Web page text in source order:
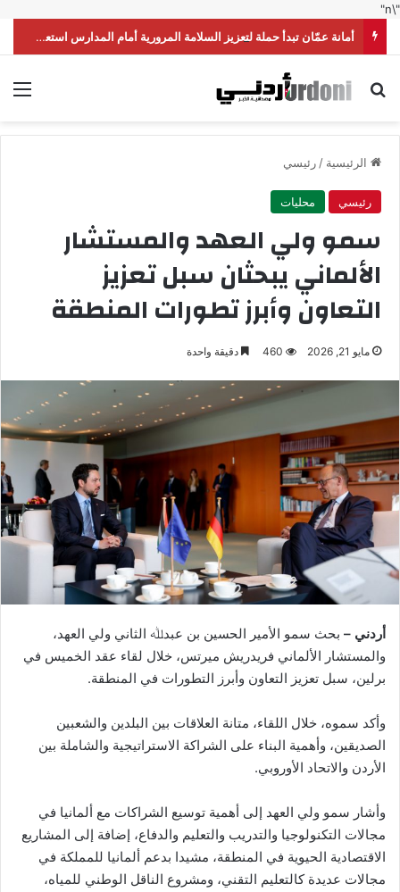
"\n"
أمانة عمّان تبدأ حملة لتعزيز السلامة المرورية أمام المدارس استعداداً للموسم الدراسي
بحث عن
الرئيسية /رئيسي
رئيسي محليات
سمو ولي العهد والمستشار
الألماني يبحثان سبل تعزيز
التعاون وأبرز تطورات المنطقة
مايو 21, 2026 460 دقيقة واحدة
أردني – بحث سمو الأمير الحسين بن عبدﷲ الثاني ولي العهد،
والمستشار الألماني فريدريش ميرتس، خلال لقاء عقد الخميس في
برلين، سبل تعزيز التعاون وأبرز التطورات في المنطقة.
وأكد سموه، خلال اللقاء، متانة العلاقات بين البلدين والشعبين
الصديقين، وأهمية البناء على الشراكة الاستراتيجية والشاملة بين
الأردن والاتحاد الأوروبي.
وأشار سمو ولي العهد إلى أهمية توسيع الشراكات مع ألمانيا في
مجالات التكنولوجيا والتدريب والتعليم والدفاع، إضافة إلى المشاريع
الاقتصادية الحيوية في المنطقة، مشيدا بدعم ألمانيا للمملكة في
مجالات عديدة كالتعليم التقني، ومشروع الناقل الوطني للمياه،